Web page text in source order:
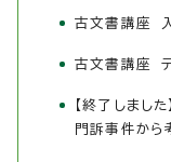
古文書講座
古文書講座
【終了しまし
門訴事件から